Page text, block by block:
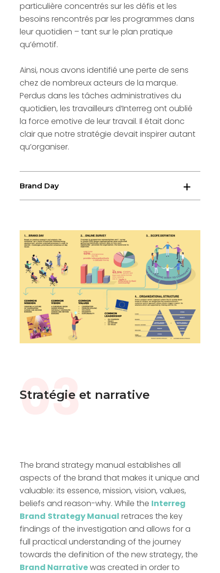
particulière concentrés sur les défis et les
besoins rencontrés par les programmes dans
leur quotidien – tant sur le plan pratique
qu’émotif.
Ainsi, nous avons identifié une perte de sens
chez de nombreux acteurs de la marque.
Perdus dans les tâches administratives du
quotidien, les travailleurs d’Interreg ont oublié
la force emotive de leur travail. Il était donc
clair que notre stratégie devait inspirer autant
qu’organiser.
Brand Day
invité les représentants des programmes à
réfléchir sur la vraie signification de
coopération, de frontières, et autres concepts
fondamentaux pour le réseau. Nous avons
débattu les différents aspects essentiels de la
marque jusqu’à construire ensemble une
mission, vision et offre de valeur unificatrices.
Nous avons également exploré ensemble de
nouvelles stratégies innovantes, des
qu’un organe de financement.
03
Stratégie et narrative
The brand strategy manual establishes all
aspects of the brand that makes it unique and
valuable: its essence, mission, vision, values,
beliefs and reason-why. While the Interreg
Brand Strategy Manual retraces the key
findings of the investigation and allows for a
full practical understanding of the journey
towards the definition of the new strategy, the
Brand Narrativewas created in order to